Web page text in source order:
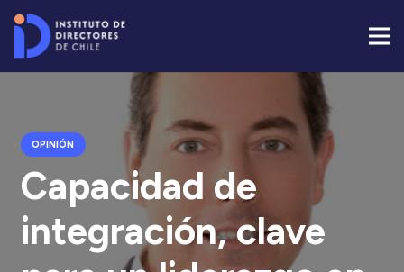
OPINIÓN
Capacidad de
integración, clave